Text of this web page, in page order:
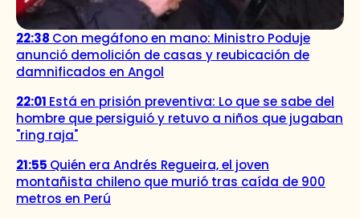
22:38 Con megáfono en mano: Ministro Poduje
anunció demolición de casas y reubicación de
damnificados en Angol
22:01 Está en prisión preventiva: Lo que se sabe del
hombre que persiguió y retuvo a niños que jugaban
"ring raja"
21:55 Quién era Andrés Regueira, el joven
montañista chileno que murió tras caída de 900
metros en Perú